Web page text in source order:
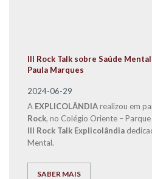
III Rock Talk sobre Saúde
Paula Marques
2024-06-29
A EXPLICOLÂNDIArealizou em
Rock, no Colégio Oriente –
III Rock Talk Explicolândia
Mental.
SABER MAIS